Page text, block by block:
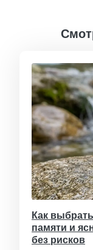
Как
памяти и
без рисков